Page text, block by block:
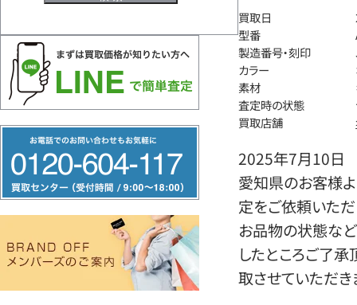
リ
ー
ヤ
買取日
型番
製造番号・刻印
カラー
素材
査定時の状態
買取店舗
2025年7月10日
愛知県のお客様
定をご依頼いただ
お品物の状態など
したところご了
取させていただき